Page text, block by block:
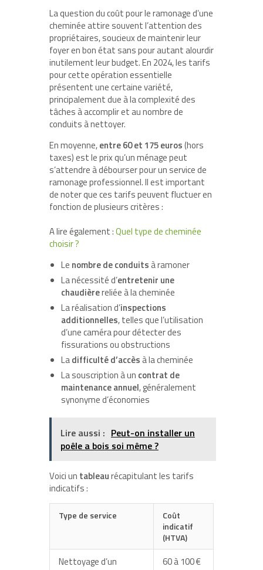
La question du coût pour le ramonage d’une
cheminée attire souvent l’attention des
propriétaires, soucieux de maintenir leur
foyer en bon état sans pour autant alourdir
inutilement leur budget. En 2024, les tarifs
pour cette opération essentielle
présentent une certaine variété,
principalement due à la complexité des
tâches à accomplir et au nombre de
conduits à nettoyer.
En moyenne,entre 60 et 175 euros(hors
taxes) est le prix qu’un ménage peut
s’attendre à débourser pour un service de
ramonage professionnel. Il est important
de noter que ces tarifs peuvent fluctuer en
fonction de plusieurs critères :
A lire également :Quel type de cheminée
choisir ?
Le nombre de conduits à ramoner
La nécessité d’entretenir une
chaudièrereliée à la cheminée
La réalisation d’inspections
additionnelles, telles que l’utilisation
d’une caméra pour détecter des
fissurations ou obstructions
Ladifficulté d’accès à la cheminée
La souscription à un contrat de
maintenance annuel, généralement
synonyme d’économies
Lire aussi : Peut-on installer un
poêle a bois soi même ?
Voici un tableaurécapitulant les tarifs
indicatifs :
Type de service
Coût
indicatif
(HTVA)
Nettoyage d’un
60 à 100 €